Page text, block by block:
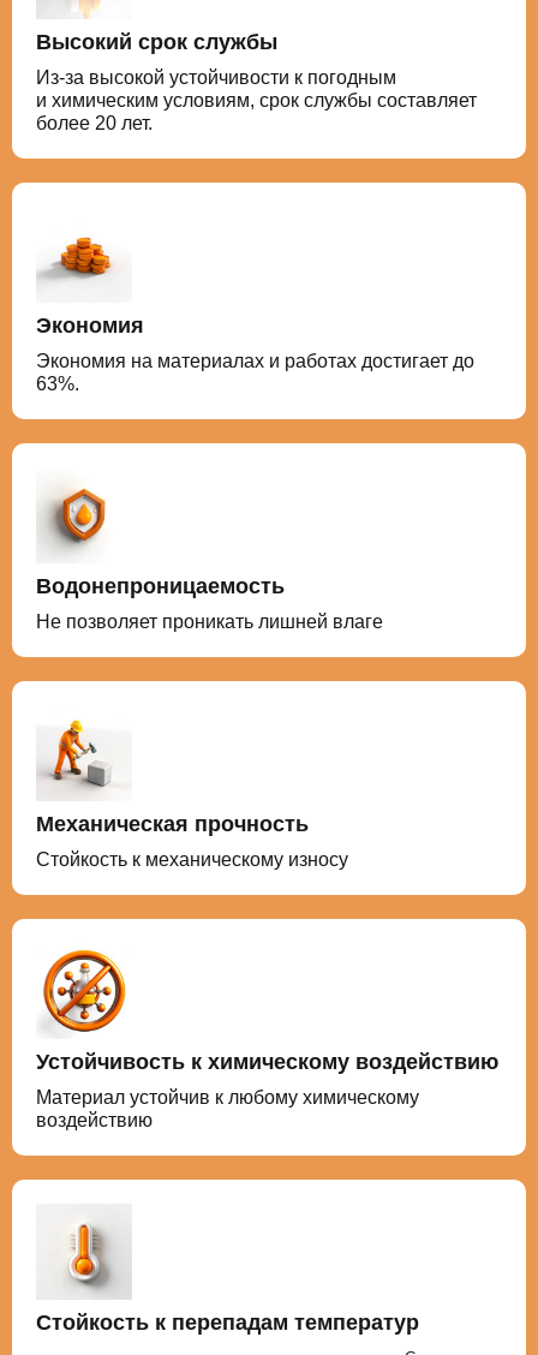
Высокий срок службы
Из-за высокой устойчивости к погодным
и химическим условиям, срок службы составляет
более 20 лет.
Экономия
Экономия на материалах и работах достигает до
63%.
Водонепроницаемость
Не позволяет проникать лишней влаге
Механическая прочность
Стойкость к механическому износу
Устойчивость к химическому воздействию
Материал устойчив к любому химическому
воздействию
Стойкость к перепадам температур